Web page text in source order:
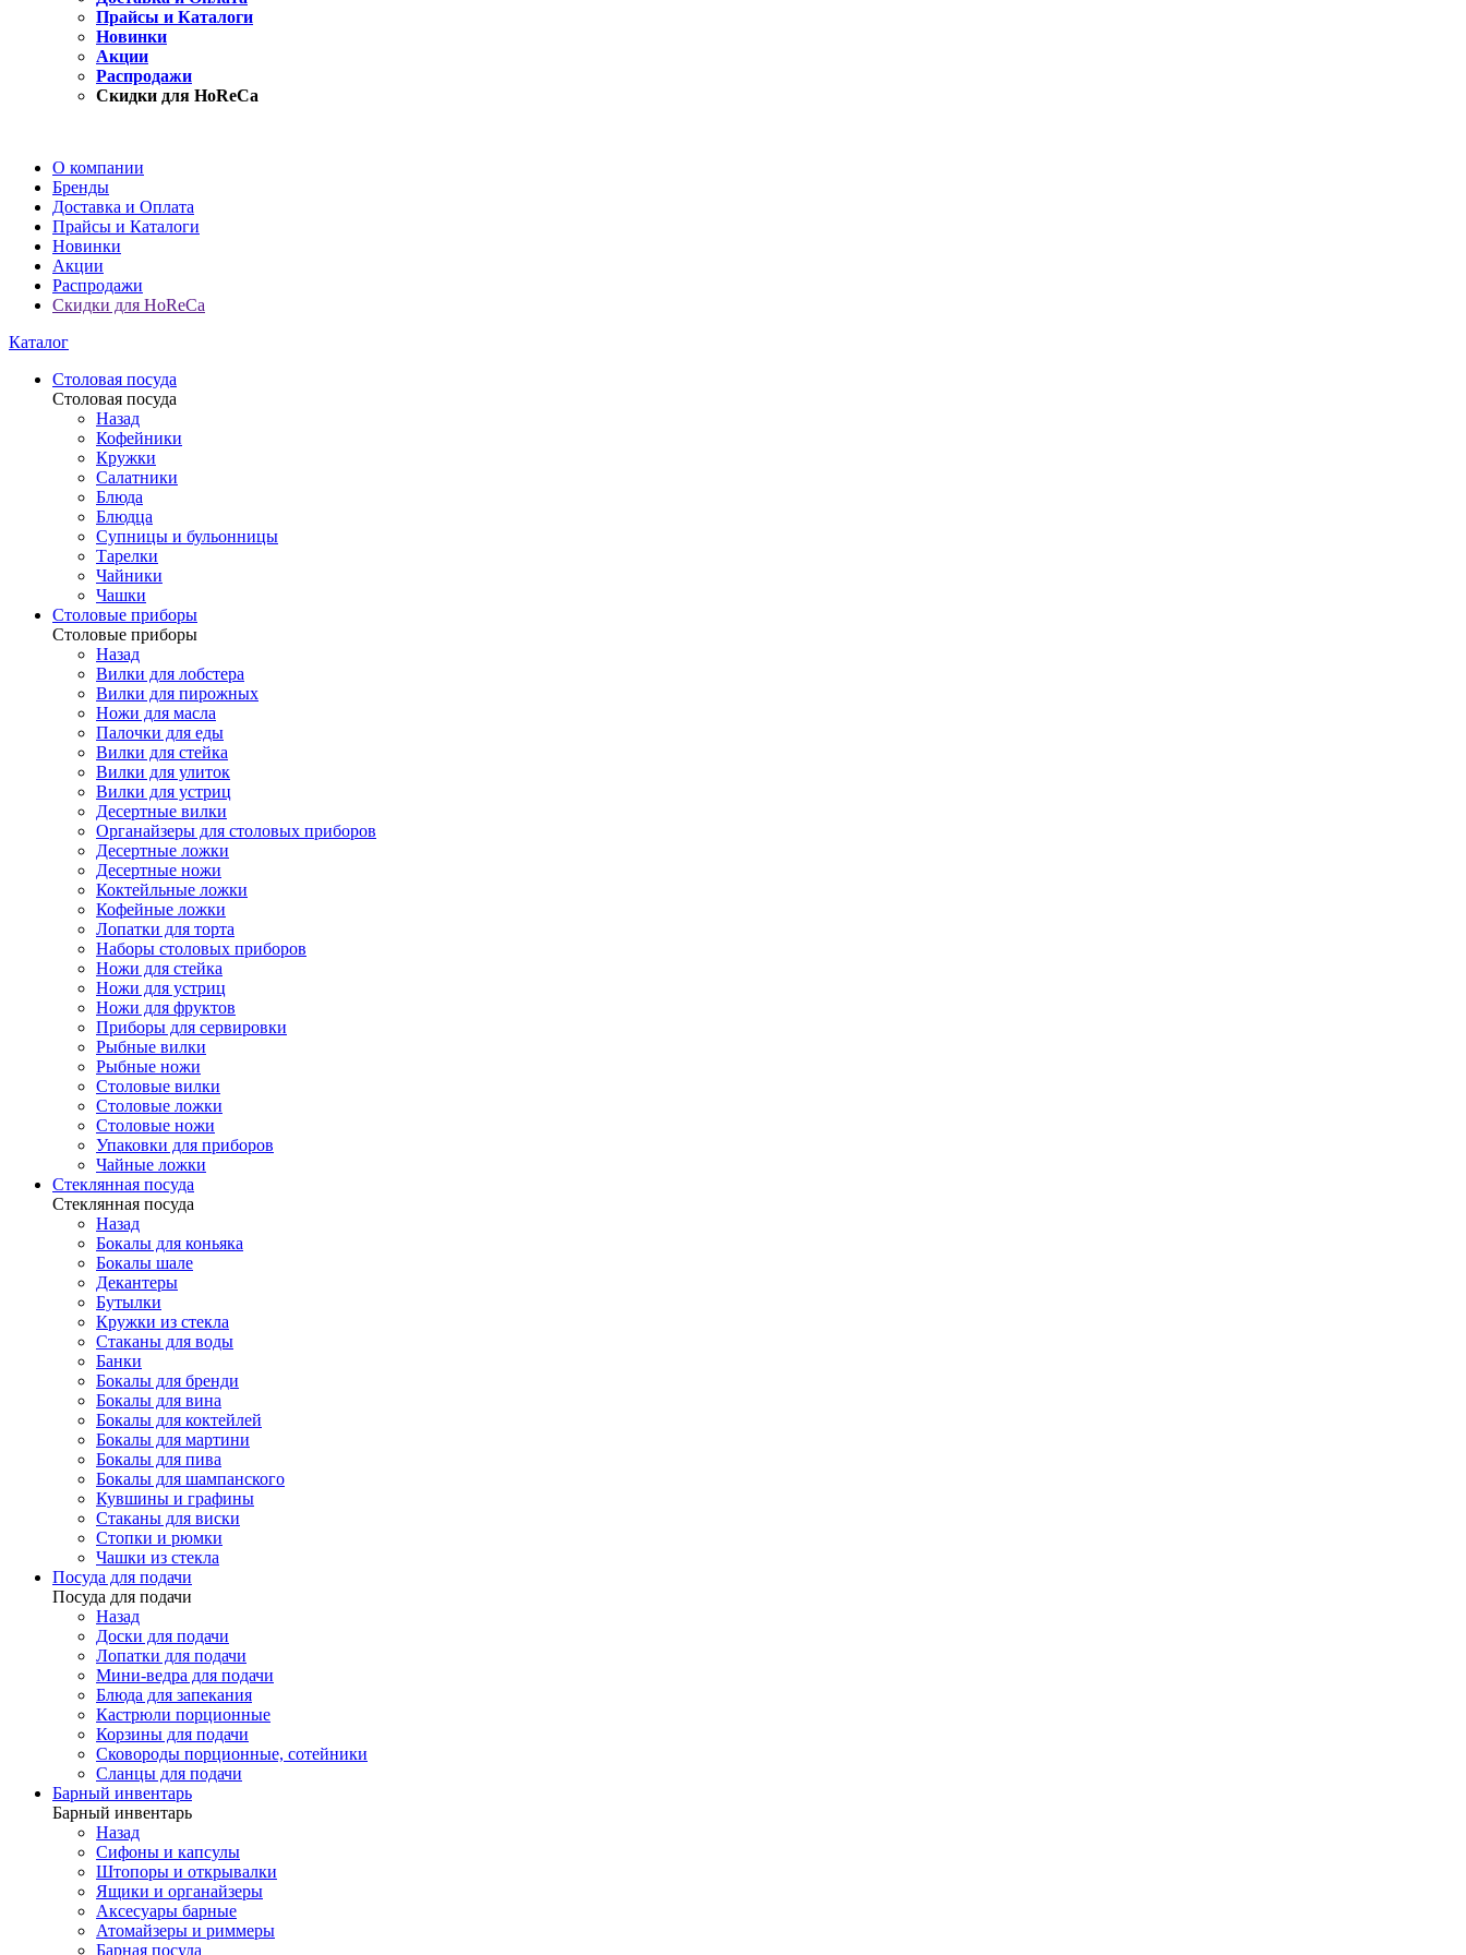
Прайсы и Каталоги
Новинки
Акции
Распродажи
Скидки для HoReCa
О компании
Бренды
Доставка и Оплата
Прайсы и Каталоги
Новинки
Акции
Распродажи
Скидки для HoReCa
Каталог
Столовая посуда
Столовая посуда
Назад
Кофейники
Кружки
Салатники
Блюда
Блюдца
Супницы и бульонницы
Тарелки
Чайники
Чашки
Cтоловые приборы
Cтоловые приборы
Назад
Вилки для лобстера
Вилки для пирожных
Ножи для масла
Палочки для еды
Вилки для стейка
Вилки для улиток
Вилки для устриц
Десертные вилки
Органайзеры для столовых приборов
Десертные ложки
Десертные ножи
Коктейльные ложки
Кофейные ложки
Лопатки для торта
Наборы столовых приборов
Ножи для стейка
Ножи для устриц
Ножи для фруктов
Приборы для сервировки
Рыбные вилки
Рыбные ножи
Столовые вилки
Столовые ложки
Столовые ножи
Упаковки для приборов
Чайные ложки
Стеклянная посуда
Стеклянная посуда
Назад
Бокалы для коньяка
Бокалы шале
Декантеры
Бутылки
Кружки из стекла
Стаканы для воды
Банки
Бокалы для бренди
Бокалы для вина
Бокалы для коктейлей
Бокалы для мартини
Бокалы для пива
Бокалы для шампанского
Кувшины и графины
Стаканы для виски
Стопки и рюмки
Чашки из стекла
Посуда для подачи
Посуда для подачи
Назад
Доски для подачи
Лопатки для подачи
Мини-ведра для подачи
Блюда для запекания
Кастрюли порционные
Корзины для подачи
Сковороды порционные, сотейники
Сланцы для подачи
Барный инвентарь
Барный инвентарь
Назад
Сифоны и капсулы
Штопоры и открывалки
Ящики и органайзеры
Аксесуары барные
Атомайзеры и риммеры
Барная посуда